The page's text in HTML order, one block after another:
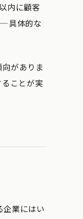
内に顧客
具体的な
がありま
ことが実
企業にはい